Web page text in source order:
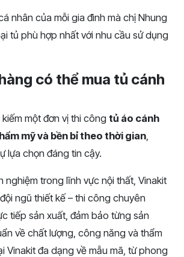
nhân của mỗi gia đình mà chị Nhung
tủ phù hợp nhất với nhu cầu sử dụng
có thể mua tủ cánh
một đơn vị thi công tủ áo cánh
mỹ và bền bỉ theo thời gian
lựa chọn đáng tin cậy.
nghiệm trong lĩnh vực nội thất, Vinakit
ngũ thiết kế – thi công chuyên
tiếp sản xuất, đảm bảo từng sản
về chất lượng, công năng và thẩm
Vinakit đa dạng về mẫu mã, từ phong